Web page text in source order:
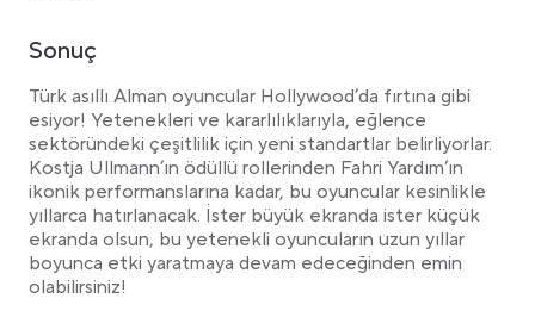
Sonuç
Türk asıllı Alman oyuncular Hollywood’da fırtına gibi
esiyor! Yetenekleri ve kararlılıklarıyla, eğlence
sektöründeki çeşitlilik için yeni standartlar belirliyorlar.
Kostja Ullmann’ın ödüllü rollerinden Fahri Yardım’ın
ikonik performanslarına kadar, bu oyuncular kesinlikle
yıllarca hatırlanacak. İster büyük ekranda ister küçük
ekranda olsun, bu yetenekli oyuncuların uzun yıllar
boyunca etki yaratmaya devam edeceğinden emin
olabilirsiniz!